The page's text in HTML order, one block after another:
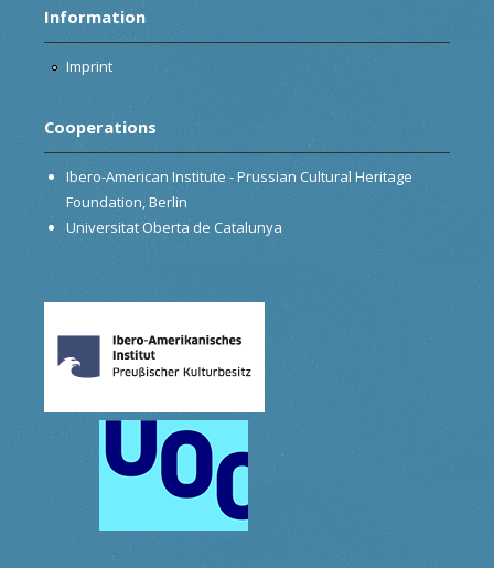
Information
Imprint
Cooperations
Ibero-American Institute - Prussian Cultural Heritage
Foundation, Berlin
Universitat Oberta de Catalunya